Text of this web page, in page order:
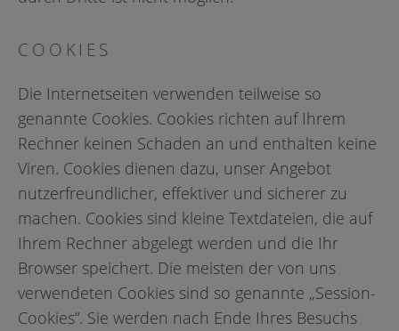
COOKIES
Die Internetseiten verwenden teilweise so
genannte Cookies. Cookies richten auf Ihrem
Rechner keinen Schaden an und enthalten keine
Viren. Cookies dienen dazu, unser Angebot
nutzerfreundlicher, effektiver und sicherer zu
machen. Cookies sind kleine Textdateien, die auf
Ihrem Rechner abgelegt werden und die Ihr
Browser speichert. Die meisten der von uns
verwendeten Cookies sind so genannte „Session-
Cookies“. Sie werden nach Ende Ihres Besuchs